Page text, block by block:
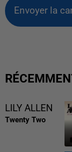
Envoyer la
LILY ALLEN
Twenty Two